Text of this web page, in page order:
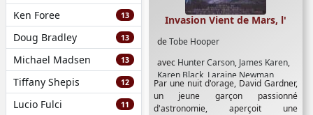
Ken Foree 13
Doug Bradley 13
Michael Madsen 13
Tiffany Shepis 12
Lucio Fulci 11
deTobe Hooper
avec Hunter Carson, James Karen,
Karen Black, Laraine Newman,
Timothy Bottoms
Invasion Vient de Mars, l'
Par une nuit d'orage, David Gardner,
un jeune garçon passionné
d'astronomie, aperçoit une